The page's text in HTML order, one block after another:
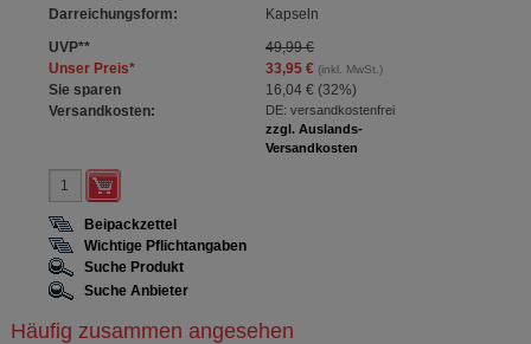
Darreichungsform:
Kapseln
UVP**
49,99 €
Unser Preis* 33,95 €(inkl. MwSt.)
Sie sparen 16,04 € (32%)
Versandkosten:
DE: versandkostenfrei
zzgl. Auslands-
Versandkosten
Beipackzettel
Wichtige Pflichtangaben
Suche Produkt
Suche Anbieter
Häufig zusammen angesehen